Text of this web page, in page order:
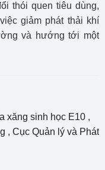
thói quen tiêu dùng,
giảm phát thải khí
và hướng tới một
xăng sinh học E10 ,
, Cục Quản lý và Phát